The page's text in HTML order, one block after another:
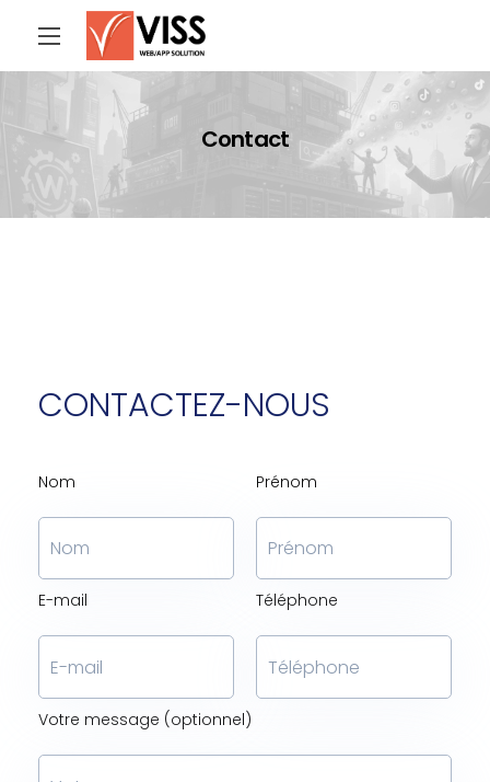
Contact
CONTACTEZ-NOUS
Nom Prénom
E-mail Téléphone
Votre message (optionnel)